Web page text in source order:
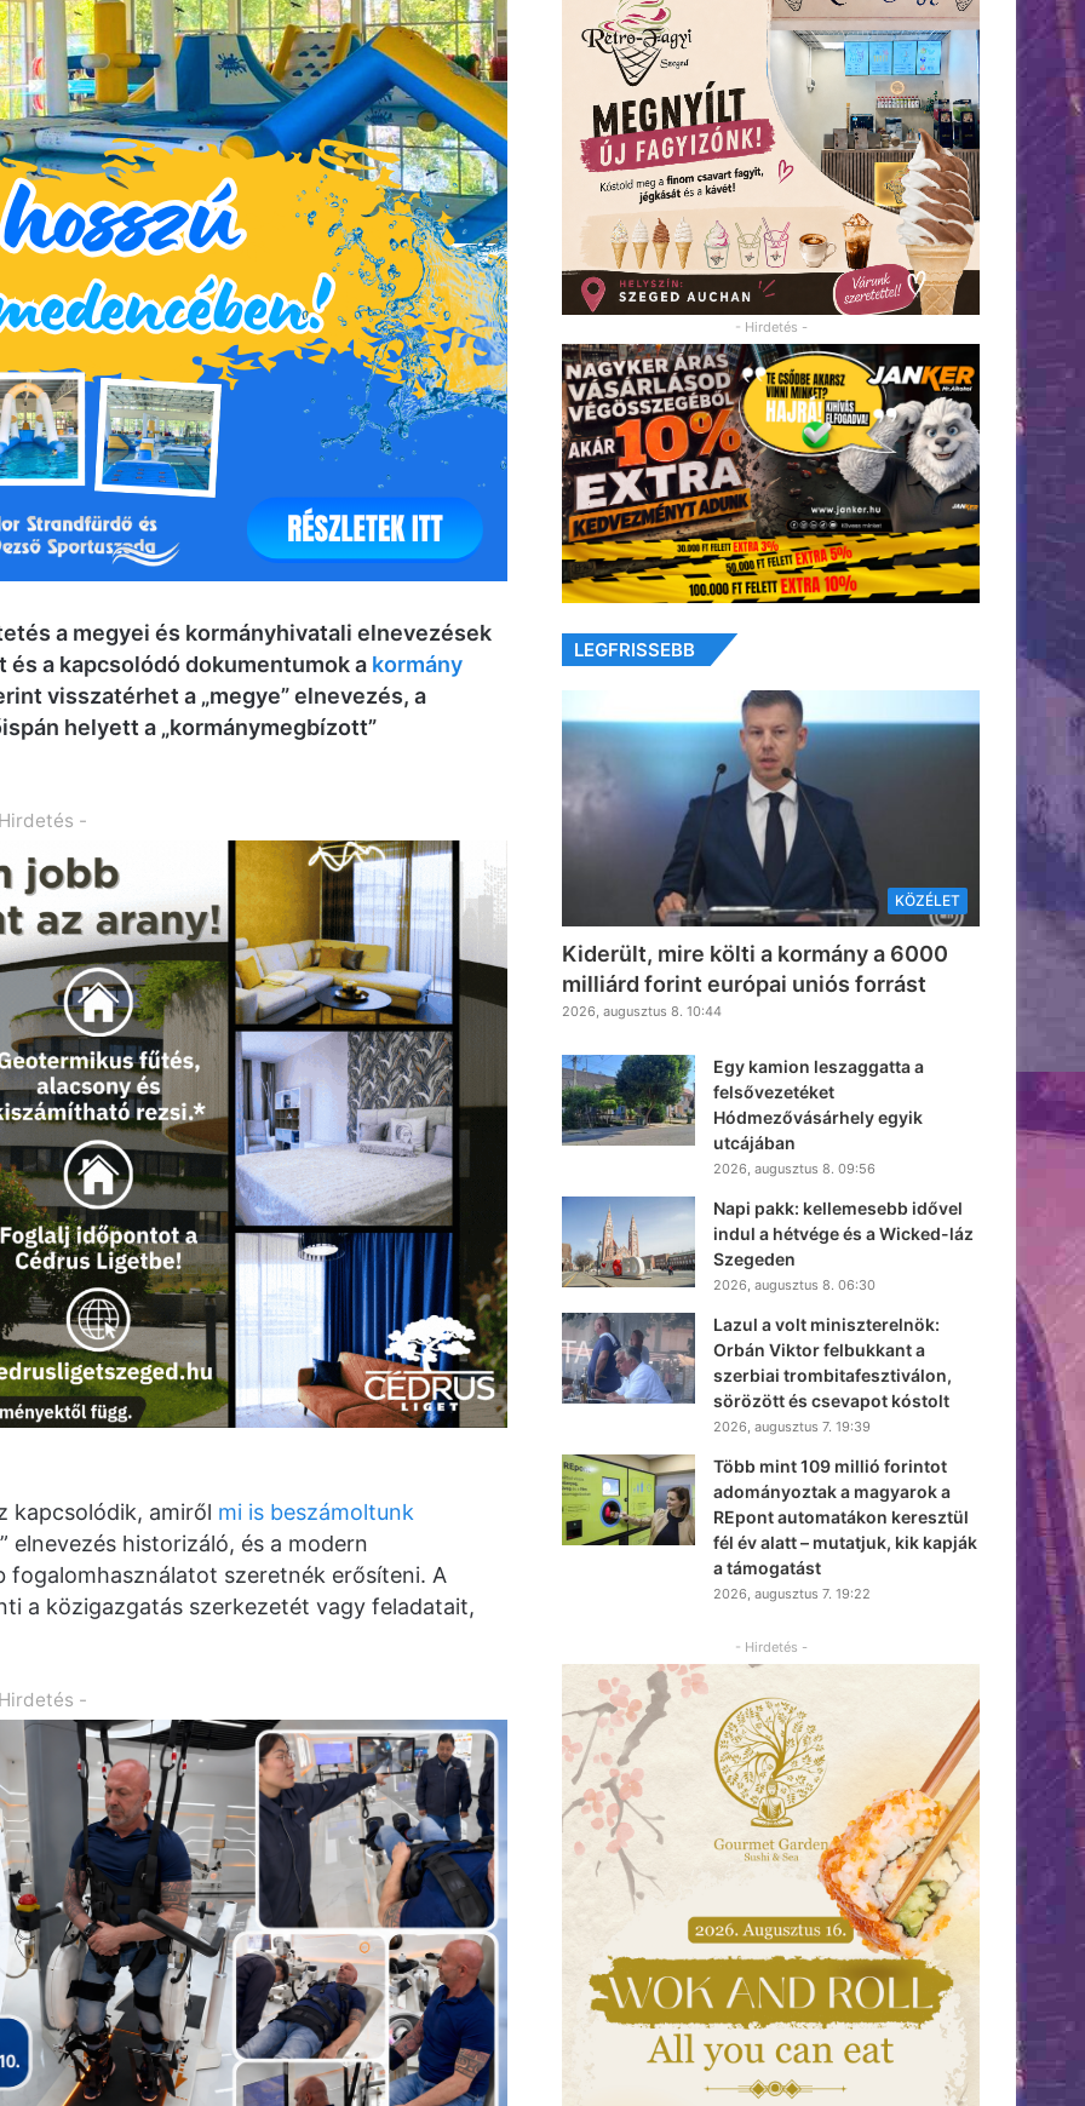
a megyei és kormányhivatali elnevezések
és a kapcsolódó dokumentumok a kormány
visszatérhet a „megye” elnevezés, a
helyett a „kormánymegbízott”
-
kapcsolódik, amiről mi is beszámoltunk
elnevezés historizáló, és a modern
szeretnék erősíteni. A
a közigazgatás szerkezetét vagy feladatait,
-
- Hirdetés -
LEGFRISSEBB
KÖZÉLET
Kiderült, mire költi a kormány a 6000
milliárd forint európai uniós forrást
2026, augusztus 8. 10:44
Egy kamion leszaggatta a
felsővezetéket
Hódmezővásárhely egyik
utcájában
2026, augusztus 8. 09:56
Napi pakk: kellemesebb idővel
indul a hétvége és a Wicked-láz
Szegeden
2026, augusztus 8. 06:30
Lazul a volt miniszterelnök:
Orbán Viktor felbukkant a
szerbiai trombitafesztiválon,
sörözött és csevapot kóstolt
2026, augusztus 7. 19:39
Több mint 109 millió forintot
adományoztak a magyarok a
REpont automatákon keresztül
fél év alatt – mutatjuk, kik kapják
a támogatást
2026, augusztus 7. 19:22
- Hirdetés -